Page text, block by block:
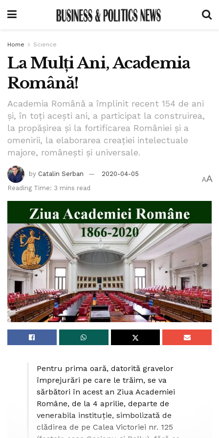
Home Science
La Mulți Ani, Academia
Română!
Academia Română a împlinit recent 154 de ani
și, în toți acești ani, a participat la construirea,
la propășirea și la fortificarea României și a
omenirii, la elaborarea creației intelectuale
majore, românești și universale.
by Catalin Serban
2020-04-05
Reading Time: 3 mins read
AA
Pentru prima oară, datorită gravelor
împrejurări pe care le trăim, se va
sărbători în acest an Ziua Academiei
Române, de la 4 aprilie, departe de
venerabila instituție, simbolizată de
clădirea de pe Calea Victoriei nr. 125